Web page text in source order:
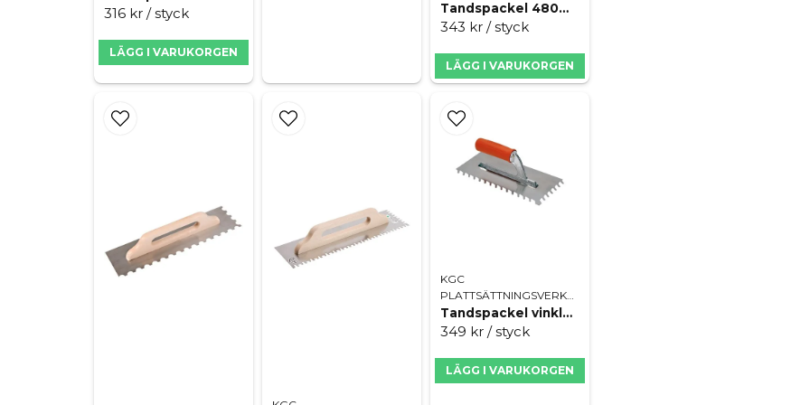
316 kr / styck
LÄGG I VARUKORGEN
Tandspackel 480mm 15x20mm rund
343 kr / styck
LÄGG I VARUKORGEN
KGC
PLATTSÄTTNINGSVERKTYG
Tandspackel vinklad 280mm 10mm
349 kr / styck
LÄGG I VARUKORGEN